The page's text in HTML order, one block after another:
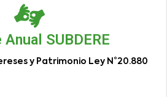
SUBDERE
y Patrimonio Ley N°20.880